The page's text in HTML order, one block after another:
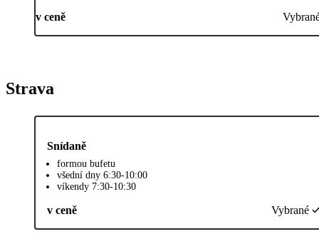
v ceně
Strava
Snídaně
formou bufetu
všední dny 6:30-10:00
víkendy 7:30-10:30
v ceně Vybrané